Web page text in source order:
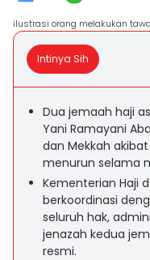
ilustrasi orang melakukan
Intinya Sih
Dua jemaah haji
Yani Ramayani
dan Mekkah
menurun selama
Kementerian Haji
berkoordinasi
seluruh hak,
jenazah kedua
resmi.